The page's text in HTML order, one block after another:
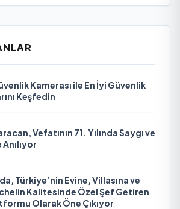
Kamerası ile En İyi Güvenlik
Keşfedin
Vefatının 71. Yılında Saygı ve
Türkiye’nin Evine, Villasına ve
Kalitesinde Özel Şef Getiren
Olarak Öne Çıkıyor